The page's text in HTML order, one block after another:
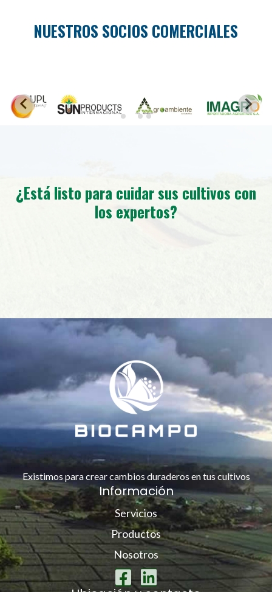
NUESTROS SOCIOS COMERCIALES
¿Está listo para cuidar sus cultivos con
los expertos?
Existimos para crear cambios duraderos en tus cultivos
Información
Servicios
Productos
Nosotros